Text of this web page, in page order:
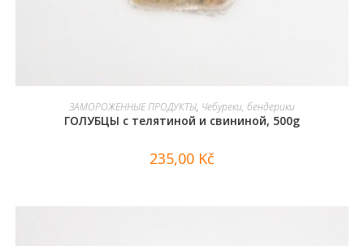
В КОРЗИНУ
ЗАМОРОЖЕННЫЕ ПРОДУКТЫ, Чебуреки, бендерики
ГОЛУБЦЫ с телятиной и свининой, 500g
235,00 Kč